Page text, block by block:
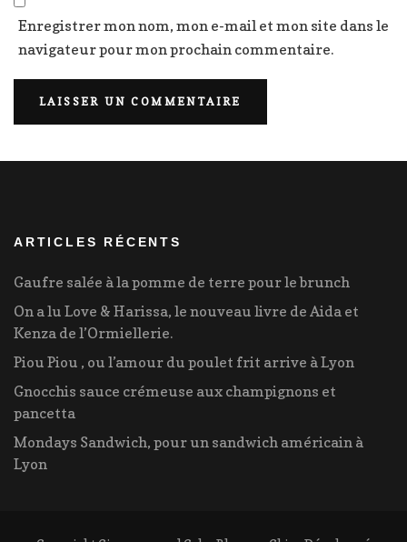
Enregistrer mon nom, mon e-mail et mon site dans le
navigateur pour mon prochain commentaire.
ARTICLES RÉCENTS
Gaufre salée à la pomme de terre pour le brunch
On a lu Love & Harissa, le nouveau livre de Aida et
Kenza de l’Ormiellerie.
Piou Piou , ou l’amour du poulet frit arrive à Lyon
Gnocchis sauce crémeuse aux champignons et
pancetta
Mondays Sandwich, pour un sandwich américain à
Lyon